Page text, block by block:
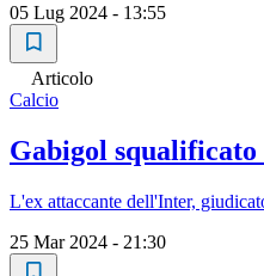
05 Lug 2024 - 13:55
Articolo
Calcio
Gabigol
L'ex attaccante dell'Inter,
25 Mar 2024 - 21:30